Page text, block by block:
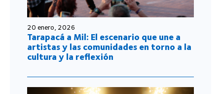
20 enero, 2026
Tarapacá a Mil: El escenario que une a
artistas y las comunidades en torno a la
cultura y la reflexión